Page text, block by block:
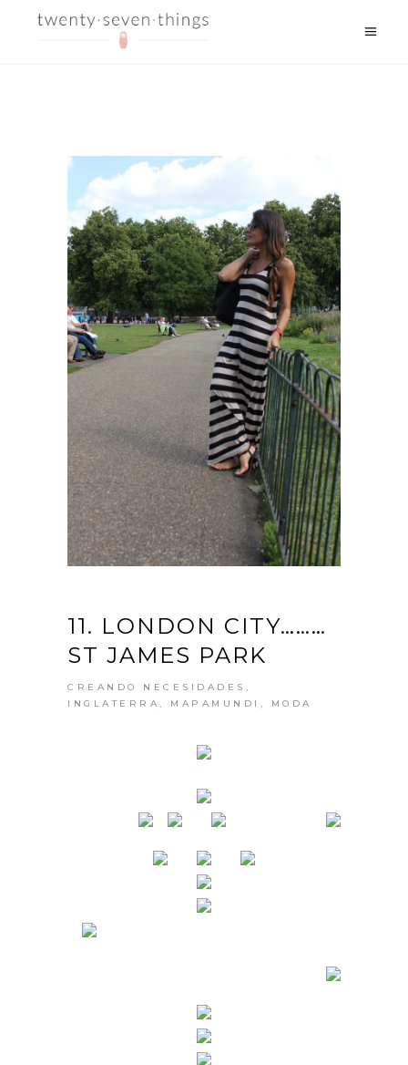
11. LONDON CITY………
ST JAMES PARK
CREANDO NECESIDADES ,
INGLATERRA , MAPAMUNDI , MODA